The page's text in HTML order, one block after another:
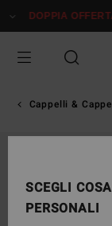
alle
prodotto
DOPPIA OFFERTA
Cappelli &
SCEGLI
PERSONALI